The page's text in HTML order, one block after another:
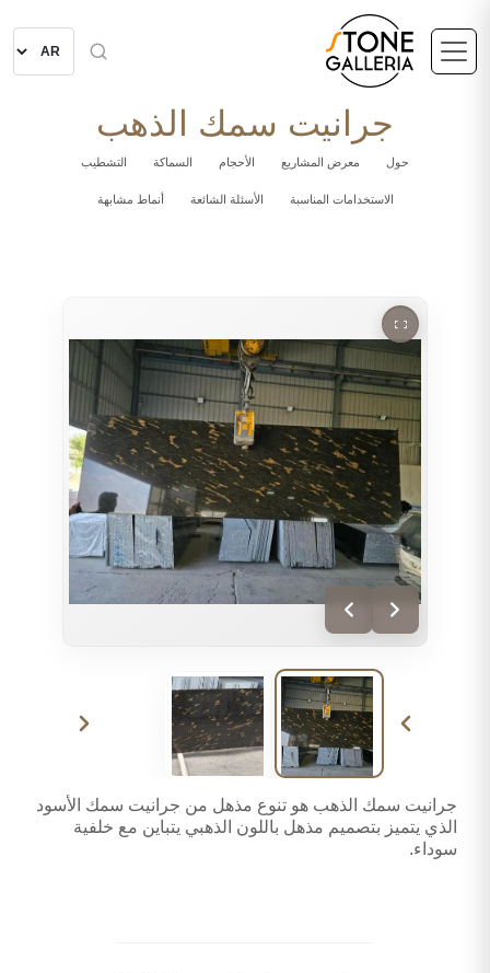
جرانيت سمك الذهب
حول معرض المشاريع الأحجام السماكة التشطيب
الاستخدامات المناسبة الأسئلة الشائعة أنماط مشابهة
جرانيت سمك الذهب هو تنوع مذهل من جرانيت سمك الأسود
الذي يتميز بتصميم مذهل باللون الذهبي يتباين مع خلفية
سوداء.